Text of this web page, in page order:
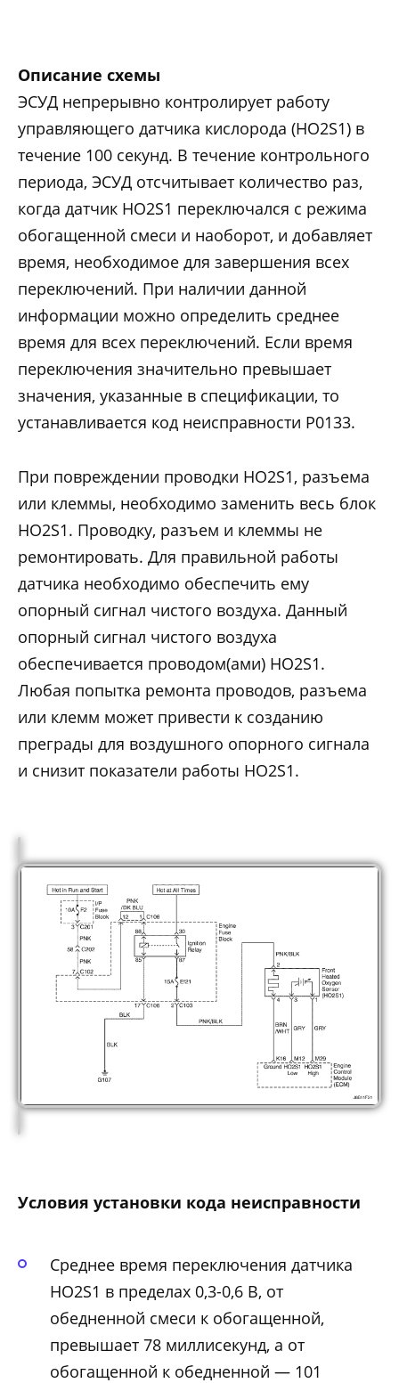
Описание схемы
ЭСУД непрерывно контролирует работу
управляющего датчика кислорода (HO2S1) в
течение 100 секунд. В течение контрольного
периода, ЭСУД отсчитывает количество раз,
когда датчик HO2S1 переключался с режима
обогащенной смеси и наоборот, и добавляет
время, необходимое для завершения всех
переключений. При наличии данной
информации можно определить среднее
время для всех переключений. Если время
переключения значительно превышает
значения, указанные в спецификации, то
устанавливается код неисправности Р0133.
При повреждении проводки HO2S1, разъема
или клеммы, необходимо заменить весь блок
HO2S1. Проводку, разъем и клеммы не
ремонтировать. Для правильной работы
датчика необходимо обеспечить ему
опорный сигнал чистого воздуха. Данный
опорный сигнал чистого воздуха
обеспечивается проводом(ами) HO2S1.
Любая попытка ремонта проводов, разъема
или клемм может привести к созданию
преграды для воздушного опорного сигнала
и снизит показатели работы HO2S1.
Условия установки кода неисправности
Среднее время переключения датчика
HO2S1 в пределах 0,3-0,6 В, от
обедненной смеси к обогащенной,
превышает 78 миллисекунд, а от
обогащенной к обедненной — 101